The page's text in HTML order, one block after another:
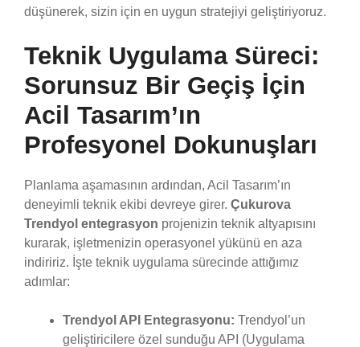
düşünerek, sizin için en uygun stratejiyi geliştiriyoruz.
Teknik Uygulama Süreci:
Sorunsuz Bir Geçiş İçin
Acil Tasarım’ın
Profesyonel Dokunuşları
Planlama aşamasının ardından, Acil Tasarım’ın
deneyimli teknik ekibi devreye girer. Çukurova
Trendyol entegrasyon projenizin teknik altyapısını
kurarak, işletmenizin operasyonel yükünü en aza
indiririz. İşte teknik uygulama sürecinde attığımız
adımlar:
Trendyol API Entegrasyonu: Trendyol’un
geliştiricilere özel sunduğu API (Uygulama